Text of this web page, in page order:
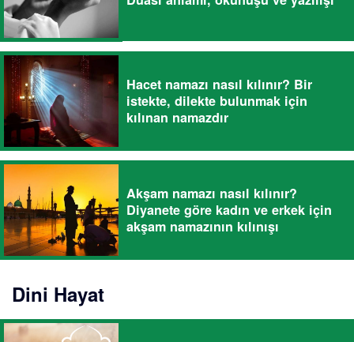
Hacet namazı nasıl kılınır? Bir
istekte, dilekte bulunmak için
kılınan namazdır
Akşam namazı nasıl kılınır?
Diyanete göre kadın ve erkek için
akşam namazının kılınışı
Dini Hayat